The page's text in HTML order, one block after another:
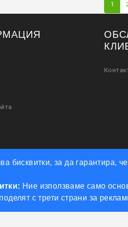
бисквитки, за да гарантира,
Ние използваме само
с трети страни за
1